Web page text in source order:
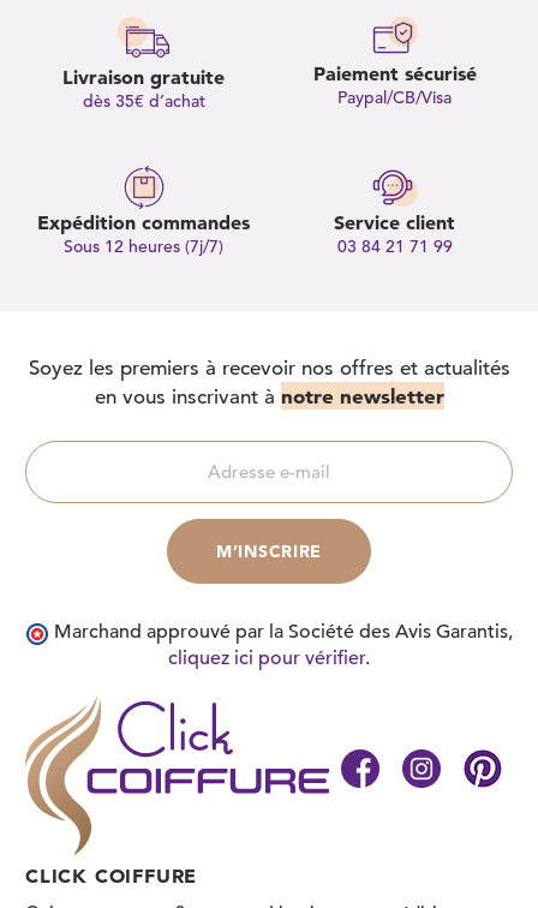
Livraison gratuite
dès 35€ d’achat
Paiement sécurisé
Paypal/CB/Visa
Expédition commandes
Sous 12 heures (7j/7)
Service client
03 84 21 71 99
CLICK COIFFURE
Soyez les premiers à recevoir nos offres et actualités
en vous inscrivant à notre newsletter
Marchand approuvé par la Société des Avis Garantis,
cliquez ici pour vérifier.